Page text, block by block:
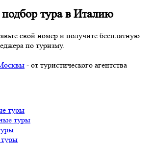
тура в Италию
свой номер и получите бесплатную
по туризму.
- от туристического агентства
туры
туры